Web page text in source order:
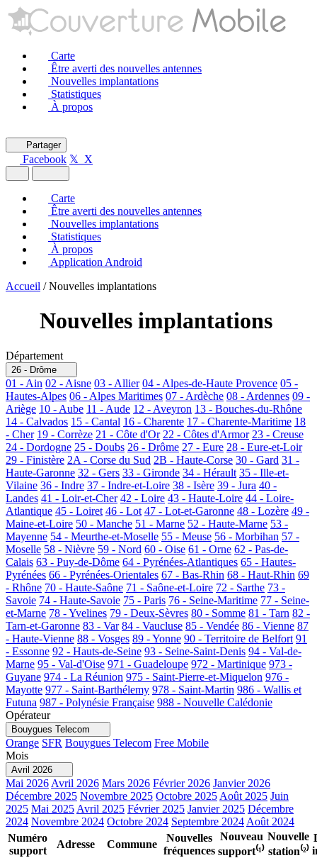
Carte
Être averti des nouvelles antennes
Nouvelles implantations
Statistiques
À propos
Partager
Facebook 𝕏 X
Carte
Être averti des nouvelles antennes
Nouvelles implantations
Statistiques
À propos
Application Android
Accueil / Nouvelles implantations
Nouvelles implantations
Département
26 - Drôme
01 - Ain 02 - Aisne 03 - Allier 04 - Alpes-de-Haute Provence 05 -
Hautes-Alpes 06 - Alpes Maritimes 07 - Ardèche 08 - Ardennes 09 -
Ariège 10 - Aube 11 - Aude 12 - Aveyron 13 - Bouches-du-Rhône
14 - Calvados 15 - Cantal 16 - Charente 17 - Charente-Maritime 18
- Cher 19 - Corrèze 21 - Côte d'Or 22 - Côtes d'Armor 23 - Creuse
24 - Dordogne 25 - Doubs 26 - Drôme 27 - Eure 28 - Eure-et-Loir
29 - Finistère 2A - Corse du Sud 2B - Haute-Corse 30 - Gard 31 -
Haute-Garonne 32 - Gers 33 - Gironde 34 - Hérault 35 - Ille-et-
Vilaine 36 - Indre 37 - Indre-et-Loire 38 - Isère 39 - Jura 40 -
Landes 41 - Loir-et-Cher 42 - Loire 43 - Haute-Loire 44 - Loire-
Atlantique 45 - Loiret 46 - Lot 47 - Lot-et-Garonne 48 - Lozère 49 -
Maine-et-Loire 50 - Manche 51 - Marne 52 - Haute-Marne 53 -
Mayenne 54 - Meurthe-et-Moselle 55 - Meuse 56 - Morbihan 57 -
Moselle 58 - Nièvre 59 - Nord 60 - Oise 61 - Orne 62 - Pas-de-
Calais 63 - Puy-de-Dôme 64 - Pyrénées-Atlantiques 65 - Hautes-
Pyrénées 66 - Pyrénées-Orientales 67 - Bas-Rhin 68 - Haut-Rhin 69
- Rhône 70 - Haute-Saône 71 - Saône-et-Loire 72 - Sarthe 73 -
Savoie 74 - Haute-Savoie 75 - Paris 76 - Seine-Maritime 77 - Seine-
et-Marne 78 - Yvelines 79 - Deux-Sèvres 80 - Somme 81 - Tarn 82 -
Tarn-et-Garonne 83 - Var 84 - Vaucluse 85 - Vendée 86 - Vienne 87
- Haute-Vienne 88 - Vosges 89 - Yonne 90 - Territoire de Belfort 91
- Essonne 92 - Hauts-de-Seine 93 - Seine-Saint-Denis 94 - Val-de-
Marne 95 - Val-d'Oise 971 - Guadeloupe 972 - Martinique 973 -
Guyane 974 - La Réunion 975 - Saint-Pierre-et-Miquelon 976 -
Mayotte 977 - Saint-Barthélemy 978 - Saint-Martin 986 - Wallis et
Futuna 987 - Polynésie Française 988 - Nouvelle Calédonie
Opérateur
Bouygues Telecom
Orange SFR Bouygues Telecom Free Mobile
Mois
Avril 2026
Mai 2026 Avril 2026 Mars 2026 Février 2026 Janvier 2026
Décembre 2025 Novembre 2025 Octobre 2025 Août 2025 Juin
2025 Mai 2025 Avril 2025 Février 2025 Janvier 2025 Décembre
2024 Novembre 2024 Octobre 2024 Septembre 2024 Août 2024
Numéro
support
Adresse Commune
Nouvelles
fréquences
Nouveau
support⁽¹⁾
Nouvelle
station⁽²⁾